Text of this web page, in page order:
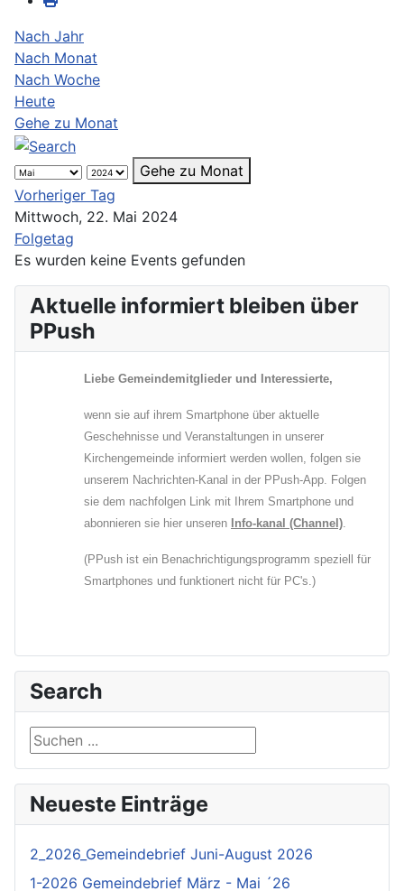
Nach Jahr
Nach Monat
Nach Woche
Heute
Gehe zu Monat
Gehe zu Monat
Vorheriger Tag
Mittwoch, 22. Mai 2024
Folgetag
Es wurden keine Events gefunden
Aktuelle informiert bleiben über
PPush
Liebe Gemeindemitglieder und Interessierte,
wenn sie auf ihrem Smartphone über aktuelle
Geschehnisse und Veranstaltungen in unserer
Kirchengemeinde informiert werden wollen, folgen sie
unserem Nachrichten-Kanal in der PPush-App. Folgen
sie dem nachfolgen Link mit Ihrem Smartphone und
abonnieren sie hier unseren Info-kanal (Channel).
(PPush ist ein Benachrichtigungsprogramm speziell für
Smartphones und funktionert nicht für PC's.)
Search
Suchen ...
Neueste Einträge
2_2026_Gemeindebrief Juni-August 2026
1-2026 Gemeindebrief März - Mai ´26